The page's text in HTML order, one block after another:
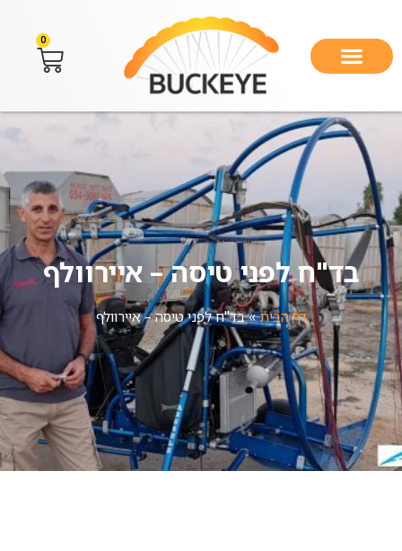
0
בד"ח לפני טיסה – איירוולף
דף הבית»בד"ח לפני טיסה – איירוולף